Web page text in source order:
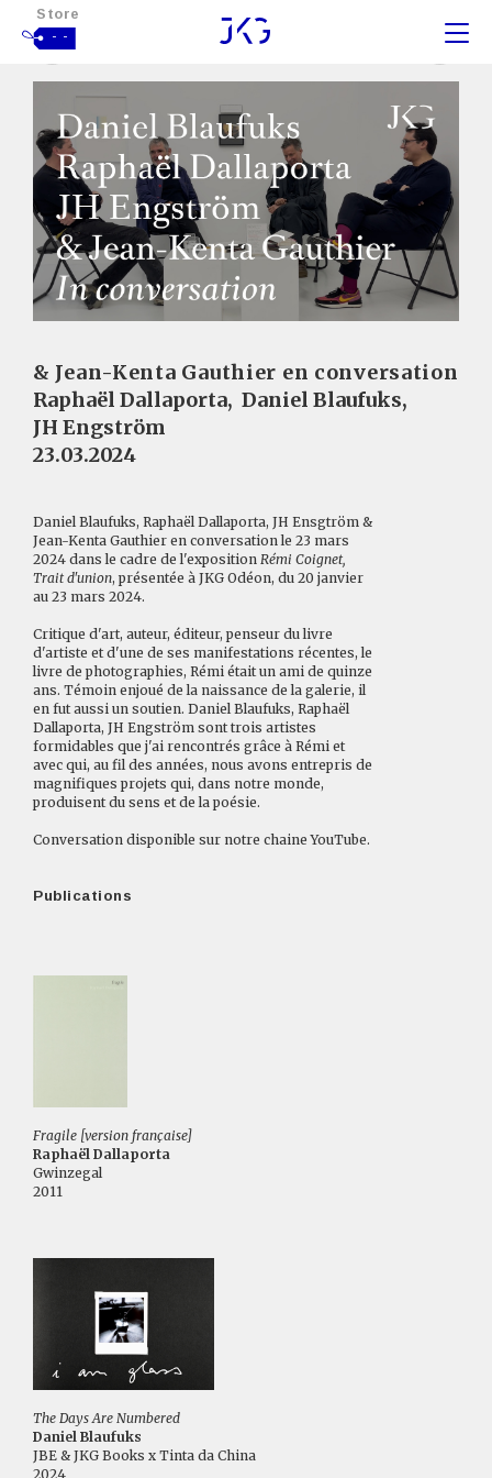
Store
- -
& Jean-Kenta Gauthier en conversation
Raphaël Dallaporta, Daniel Blaufuks,
JH Engström
23.03.2024
Daniel Blaufuks, Raphaël Dallaporta, JH Ensgtröm &
Jean-Kenta Gauthier en conversation le 23 mars
2024 dans le cadre de l'exposition Rémi Coignet,
Trait d'union, présentée à JKG Odéon, du 20 janvier
au 23 mars 2024.
Critique d'art, auteur, éditeur, penseur du livre
d'artiste et d'une de ses manifestations récentes, le
livre de photographies, Rémi était un ami de quinze
ans. Témoin enjoué de la naissance de la galerie, il
en fut aussi un soutien. Daniel Blaufuks, Raphaël
Dallaporta, JH Engström sont trois artistes
formidables que j'ai rencontrés grâce à Rémi et
avec qui, au fil des années, nous avons entrepris de
magnifiques projets qui, dans notre monde,
produisent du sens et de la poésie.
Conversation disponible sur notre chaineYouTube.
Publications
Fragile [version française]
Raphaël Dallaporta
Gwinzegal
2011
The Days Are Numbered
Daniel Blaufuks
JBE & JKG Books x Tinta da China
2024